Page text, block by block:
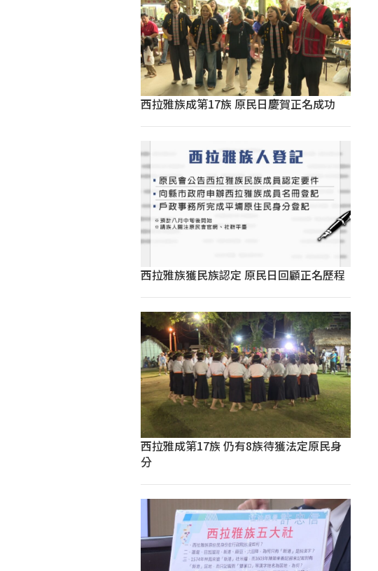
西拉雅族成第17族 原民日慶賀正名成功
西拉雅族獲民族認定 原民日回顧正名歷程
西拉雅成第17族 仍有8族待獲法定原民身
分